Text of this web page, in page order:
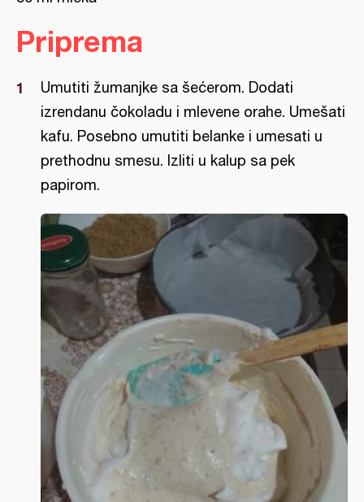
Priprema
Umutiti žumanjke sa šećerom. Dodati
izrendanu čokoladu i mlevene orahe. Umešati
kafu. Posebno umutiti belanke i umesati u
prethodnu smesu. Izliti u kalup sa pek
papirom.